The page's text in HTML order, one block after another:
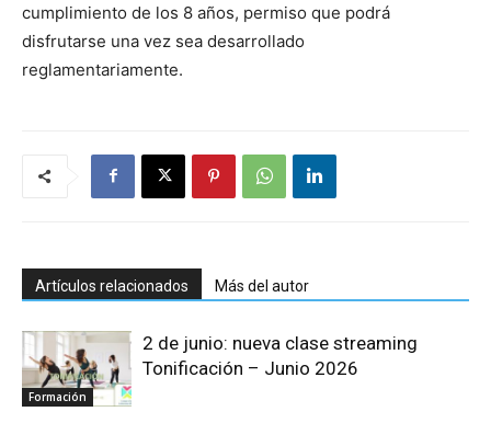
cumplimiento de los 8 años, permiso que podrá
disfrutarse una vez sea desarrollado
reglamentariamente.
Artículos relacionados Más del autor
Formación
2 de junio: nueva clase streaming
Tonificación – Junio 2026